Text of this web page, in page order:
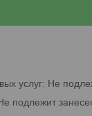
услуг: Не
подлежит